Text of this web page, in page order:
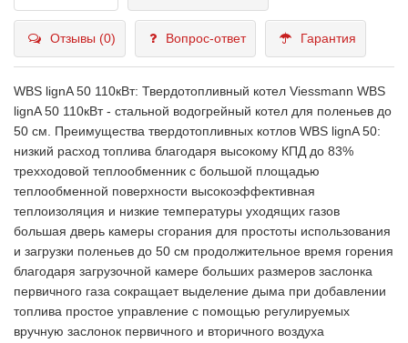
Отзывы (0) Вопрос-ответ Гарантия
WBS lignA 50 110кВт: Твердотопливный котел Viessmann WBS
lignA 50 110кВт - стальной водогрейный котел для поленьев до
50 см. Преимущества твердотопливных котлов WBS lignA 50:
низкий расход топлива благодаря высокому КПД до 83%
трехходовой теплообменник с большой площадью
теплообменной поверхности высокоэффективная
теплоизоляция и низкие температуры уходящих газов
большая дверь камеры сгорания для простоты использования
и загрузки поленьев до 50 см продолжительное время горения
благодаря загрузочной камере больших размеров заслонка
первичного газа сокращает выделение дыма при добавлении
топлива простое управление с помощью регулируемых
вручную заслонок первичного и вторичного воздуха